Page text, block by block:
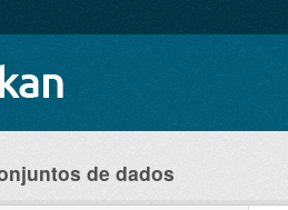
de dados